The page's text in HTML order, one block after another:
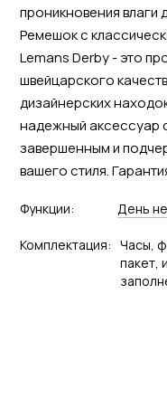
проникновения влаги
Ремешок с
Lemans Derby - это
швейцарского
дизайнерских
надежный аксессуар
завершенным и
вашего стиля.
Функции: День
Комплектация: Часы,
пакет,